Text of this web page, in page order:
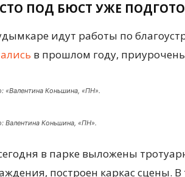
ПОД БЮСТ УЖЕ
идут работы по
в прошлом году,
«Валентина Коньшина, «ПН».
Валентина Коньшина, «ПН».
в парке выложены
построен каркас сцены.